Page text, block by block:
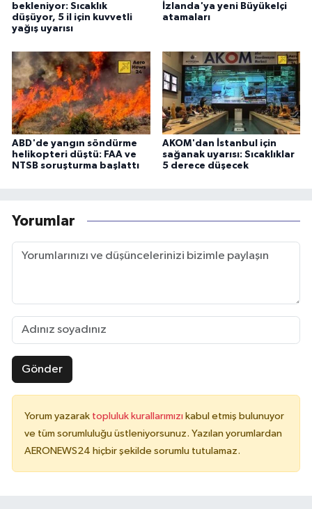
bekleniyor: Sıcaklık
düşüyor, 5 il için kuvvetli
yağış uyarısı
İzlanda'ya yeni Büyükelçi
atamaları
ABD'de yangın söndürme
helikopteri düştü: FAA ve
NTSB soruşturma başlattı
AKOM'dan İstanbul için
sağanak uyarısı: Sıcaklıklar
5 derece düşecek
Yorumlar
Gönder
Yorum yazarak topluluk kurallarımızı kabul etmiş bulunuyor
ve tüm sorumluluğu üstleniyorsunuz. Yazılan yorumlardan
AERONEWS24 hiçbir şekilde sorumlu tutulamaz.